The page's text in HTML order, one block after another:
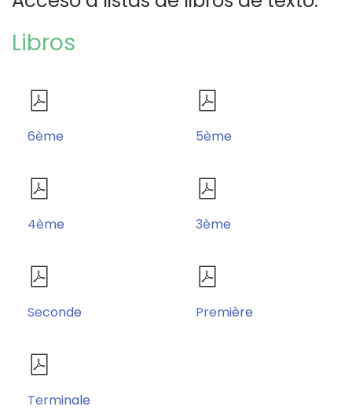
Libros
6ème 5ème
4ème 3ème
Seconde Première
Terminale